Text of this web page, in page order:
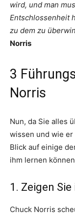
wird, und man
Entschlossenheit
zu dem zu
Norris
3
Norris
Nun, da Sie alles
wissen und wie
Blick auf einige
ihm lernen
1. Zeigen
Chuck Norris